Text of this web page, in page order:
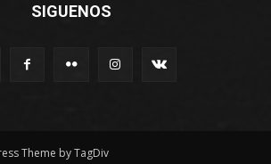
SIGUENOS
Theme by TagDiv